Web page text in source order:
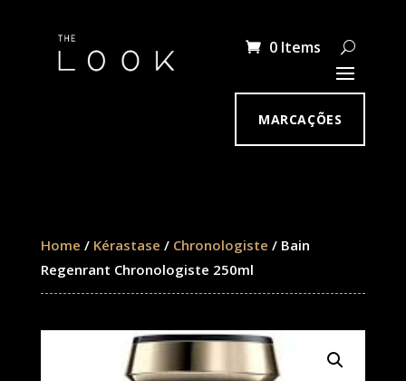
0 Items
MARCAÇÕES
Home / Kérastase / Chronologiste / Bain
Regenrant Chronologiste 250ml